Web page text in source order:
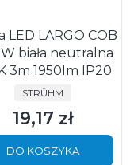
LED LARGO COB
biała neutralna
3m 1950lm IP20
PRODUCENT
STRÜHM
Cena
19,17 zł
DO KOSZYKA